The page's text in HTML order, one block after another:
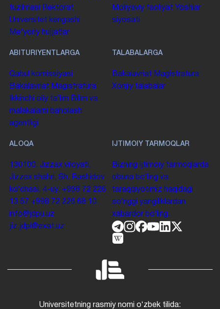
tuzilmasi
Rektorat
Universitet kengashi
Me'yoriy hujjatlar
Moliyaviy faoliyat Yoshlar
siyosati
ABITURIYENTLARGA
Qabul komissiyasi
Bakalavriat Magistratura
Ikkinchi oliy taʼlim Bilim va
malakalarni baholash
agentligi
TALABALARGA
Bakalavriat Magistratura
Xorijiy talabalar
ALOQA
130100. Jizzax viloyati,
Jizzax shahri, Sh. Rashidov
koʻchasi, 4-uy. +998 72 226
13 57 +998 72 226 68 10
info@jdpu.uz
jiz.jdpi@exat.uz
IJTIMOIY TARMOQLAR
Bizning ijtimoiy tarmoqlarda
obuna boʻling va
taraqqiyotimiz haqidagi
soʻnggi yangiliklardan
xabardor boʻling.
Universitetning rasmiy nomi oʻzbek tilida: